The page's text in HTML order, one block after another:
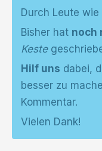
Durch Leute
Bisher hat noch
Keste
Hilf uns dabei,
besser zu
Kommentar.
Vielen Dank!